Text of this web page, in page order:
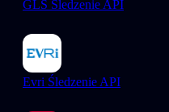
GLS Śledzenie API
Evri Śledzenie API